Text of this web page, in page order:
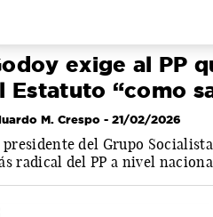
exige al PP
Estatuto “como
M. Crespo - 21/02/2026
presidente del Grupo
radical del PP a nivel